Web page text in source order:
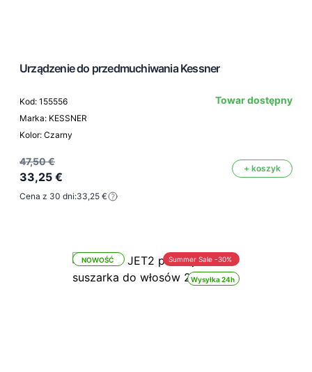
Urządzenie do przedmuchiwania Kessner
Kod: 155556
Marka: KESSNER
Kolor: Czarny
Towar dostępny
47,50 €
33,25 €
+ koszyk
Cena z 30 dni:33,25 €
Wysyłka 24h
Summer Sale -30%
NOWOŚĆ